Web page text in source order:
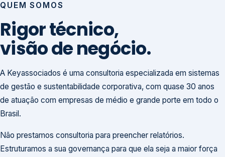
QUEM SOMOS
Rigor técnico,
visão de negócio.
A Keyassociados é uma consultoria especializada em sistemas
de gestão e sustentabilidade corporativa, com quase 30 anos
de atuação com empresas de médio e grande porte em todo o
Brasil.
Não prestamos consultoria para preencher relatórios.
Estruturamos a sua governança para que ela seja a maior força